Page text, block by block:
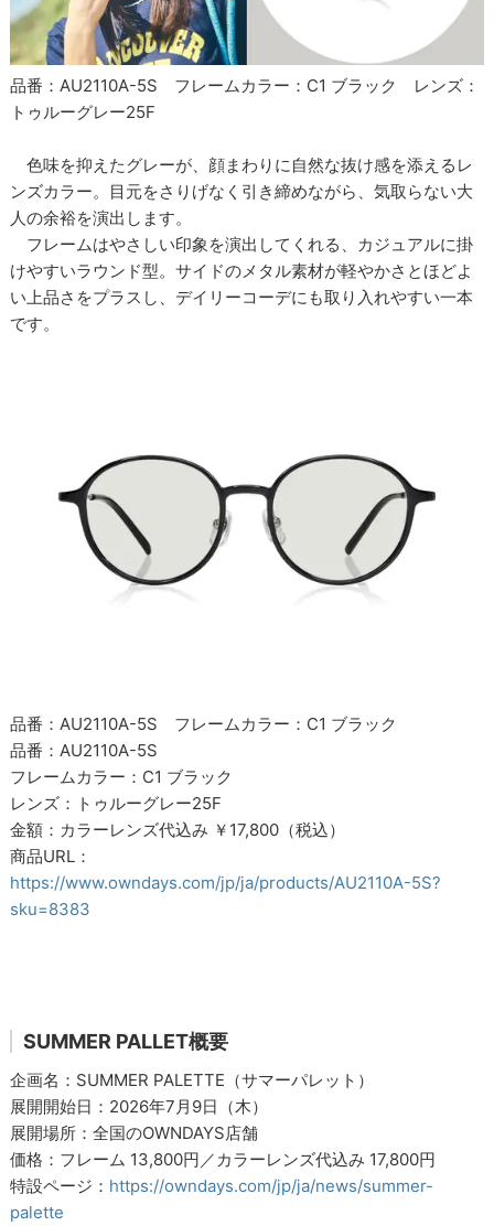
品番：AU2110A-5S フレームカラー：C1 ブラック レンズ：
トゥルーグレー25F
色味を抑えたグレーが、顔まわりに自然な抜け感を添えるレ
ンズカラー。目元をさりげなく引き締めながら、気取らない大
人の余裕を演出します。
フレームはやさしい印象を演出してくれる、カジュアルに掛
けやすいラウンド型。サイドのメタル素材が軽やかさとほどよ
い上品さをプラスし、デイリーコーデにも取り入れやすい一本
です。
品番：AU2110A-5S フレームカラー：C1 ブラック
品番：AU2110A-5S
フレームカラー：C1 ブラック
レンズ：トゥルーグレー25F
金額：カラーレンズ代込み ￥17,800（税込）
商品URL：
https://www.owndays.com/jp/ja/products/AU2110A-5S?
sku=8383
SUMMER PALLET概要
企画名：SUMMER PALETTE（サマーパレット）
展開開始日：2026年7月9日（木）
展開場所：全国のOWNDAYS店舗
価格：フレーム 13,800円／カラーレンズ代込み 17,800円
特設ページ： https://owndays.com/jp/ja/news/summer-
palette